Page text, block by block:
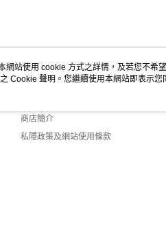
關於我們
商店簡介
私隱政策及網站使用條款
網站使用 cookie 方式之詳情，及若您不希
之 Cookie 聲明。您繼續使用本網站即表示